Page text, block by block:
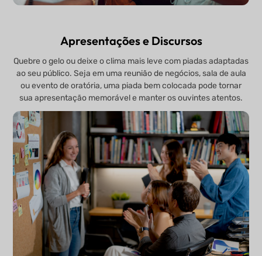
Apresentações e Discursos
Quebre o gelo ou deixe o clima mais leve com piadas adaptadas
ao seu público. Seja em uma reunião de negócios, sala de aula
ou evento de oratória, uma piada bem colocada pode tornar
sua apresentação memorável e manter os ouvintes atentos.